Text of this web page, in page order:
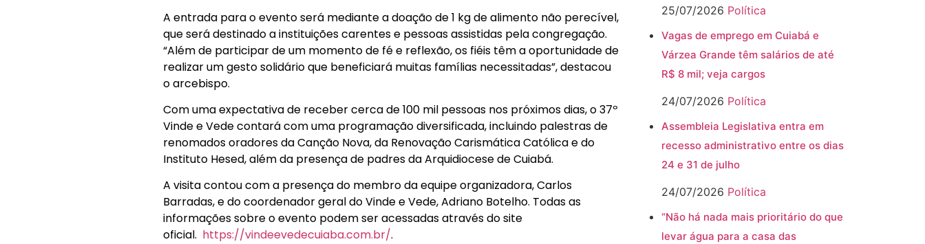
A entrada para o evento será mediante a doação de 1 kg de alimento não perecível,
que será destinado a instituições carentes e pessoas assistidas pela congregação.
“Além de participar de um momento de fé e reflexão, os fiéis têm a oportunidade de
realizar um gesto solidário que beneficiará muitas famílias necessitadas”, destacou
o arcebispo.
Com uma expectativa de receber cerca de 100 mil pessoas nos próximos dias, o 37º
Vinde e Vede contará com uma programação diversificada, incluindo palestras de
renomados oradores da Canção Nova, da Renovação Carismática Católica e do
Instituto Hesed, além da presença de padres da Arquidiocese de Cuiabá.
A visita contou com a presença do membro da equipe organizadora, Carlos
Barradas, e do coordenador geral do Vinde e Vede, Adriano Botelho. Todas as
informações sobre o evento podem ser acessadas através do site
oficial. https://vindeevedecuiaba.com.br/.
25/07/2026 Política
Vagas de emprego em Cuiabá e
Várzea Grande têm salários de até
R$ 8 mil; veja cargos
24/07/2026 Política
Assembleia Legislativa entra em
recesso administrativo entre os dias
24 e 31 de julho
24/07/2026 Política
“Não há nada mais prioritário do que
levar água para a casa das